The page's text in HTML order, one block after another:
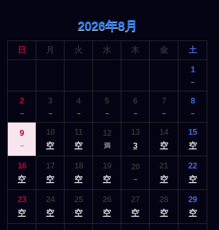
2026年8月
日 月 火 水 木 金 土
1
－
2
－
3
－
4
－
5
－
6
－
7
－
8
－
9
－
10
空
11
空
12
満
13
3
14
空
15
空
16
空
17
空
18
空
19
空
20
－
21
空
22
空
23
空
24
空
25
空
26
空
27
空
28
空
29
空